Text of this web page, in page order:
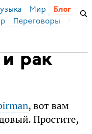
Мир Блог
Переговоры
рак
, вот вам
Простите,